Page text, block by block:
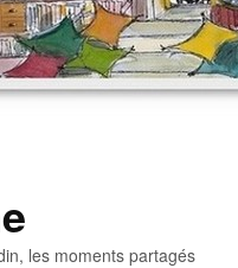
les moments partagés